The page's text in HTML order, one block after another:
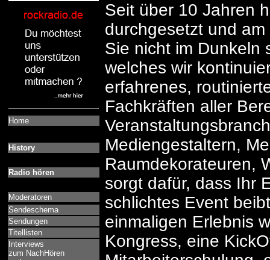
Home
History
Radio hören
Moderatoren
Sendeschema
Sendungen
Titellisten
Interviews
zum NachHören
Seit über 10 Jahren
durchgesetzt und
Sie nicht im Dunkeln
welches wir
erfahrenes,
Fachkräften aller
Mediengestaltern,
Raumdekorateuren,
sorgt dafür, dass Ihr
schlichtes Event
einmaligen Erlebnis
Kongress, eine